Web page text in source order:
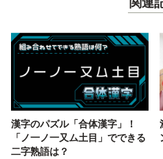
関連
漢字のパズル「合体漢字」！
「ノ一ノ一又ム土目」でできる
二字熟語は？